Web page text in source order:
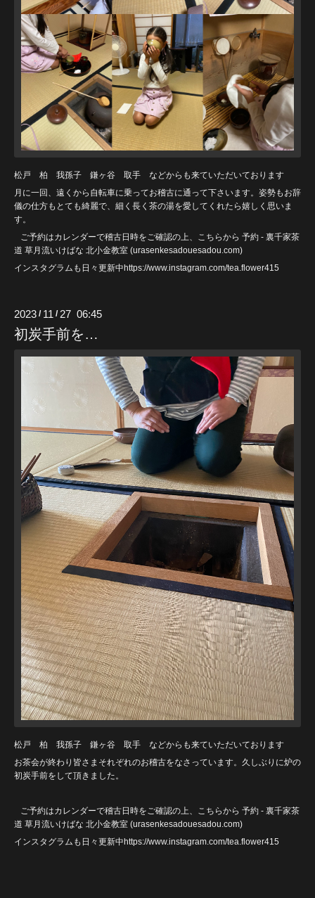
松戸 柏 我孫子 鎌ヶ谷 取手 などからも来ていただいております
月に一回、遠くから自転車に乗ってお稽古に通って下さいます。姿勢もお辞
儀の仕方もとても綺麗で、細く長く茶の湯を愛してくれたら嬉しく思いま
す。
ご予約はカレンダーで稽古日時をご確認の上、こちらから 予約 - 裏千家茶
道 草月流いけばな 北小金教室 (urasenkesadouesadou .com)
インスタグラムも日々更新中https://www.instagram.com/tea.flower415
2023 / 11 / 27 06:45
初炭手前を…
松戸 柏 我孫子 鎌ヶ谷 取手 などからも来ていただいております
お茶会が終わり皆さまそれぞれのお稽古をなさっています。久しぶりに炉の
初炭手前をして頂きました。
ご予約はカレンダーで稽古日時をご確認の上、こちらから 予約 - 裏千家茶
道 草月流いけばな 北小金教室 (urasenkesadouesadou.com)
インスタグラムも日々更新中https://www.instagram.com/tea.flower415